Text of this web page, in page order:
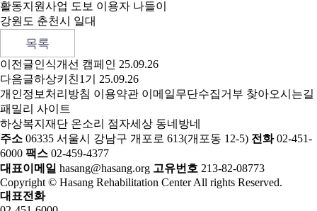
활동지원사업 도보 이용자 나들이
강원도 춘천시 일대
목록
이전글인식개선 캠페인 25.09.26
다음글하상키친1기
25.09.26
개인정보처리방침 이용약관 이메일무단수집거부 찾아오시는길
패밀리 사이트
하상복지재단 온소리 점자세상 동네방네
주소 06335 서울시 강남구 개포로 613(개포동 12-5) 전화02-451-
6000 팩스 02-459-4377
대표이메일 hasang@hasang.org 고유번호 213-82-08773
Copyright © Hasang Rehabilitation Center All rights Reserved.
대표전화